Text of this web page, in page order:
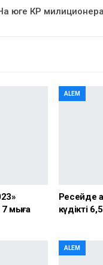
юге КР
мыңға
ALEM
Ресейде
күдікті
ALEM